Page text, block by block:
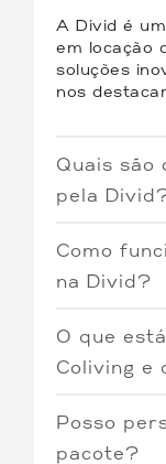
A Divid é
em locação
soluções
nos
Quais são
pela
Coliving
imóveis
Como
na Divid?
com o
boletos tem
incluindo
acordo com
da energia
O que
Coliving e
todas as
Posso
pacote?